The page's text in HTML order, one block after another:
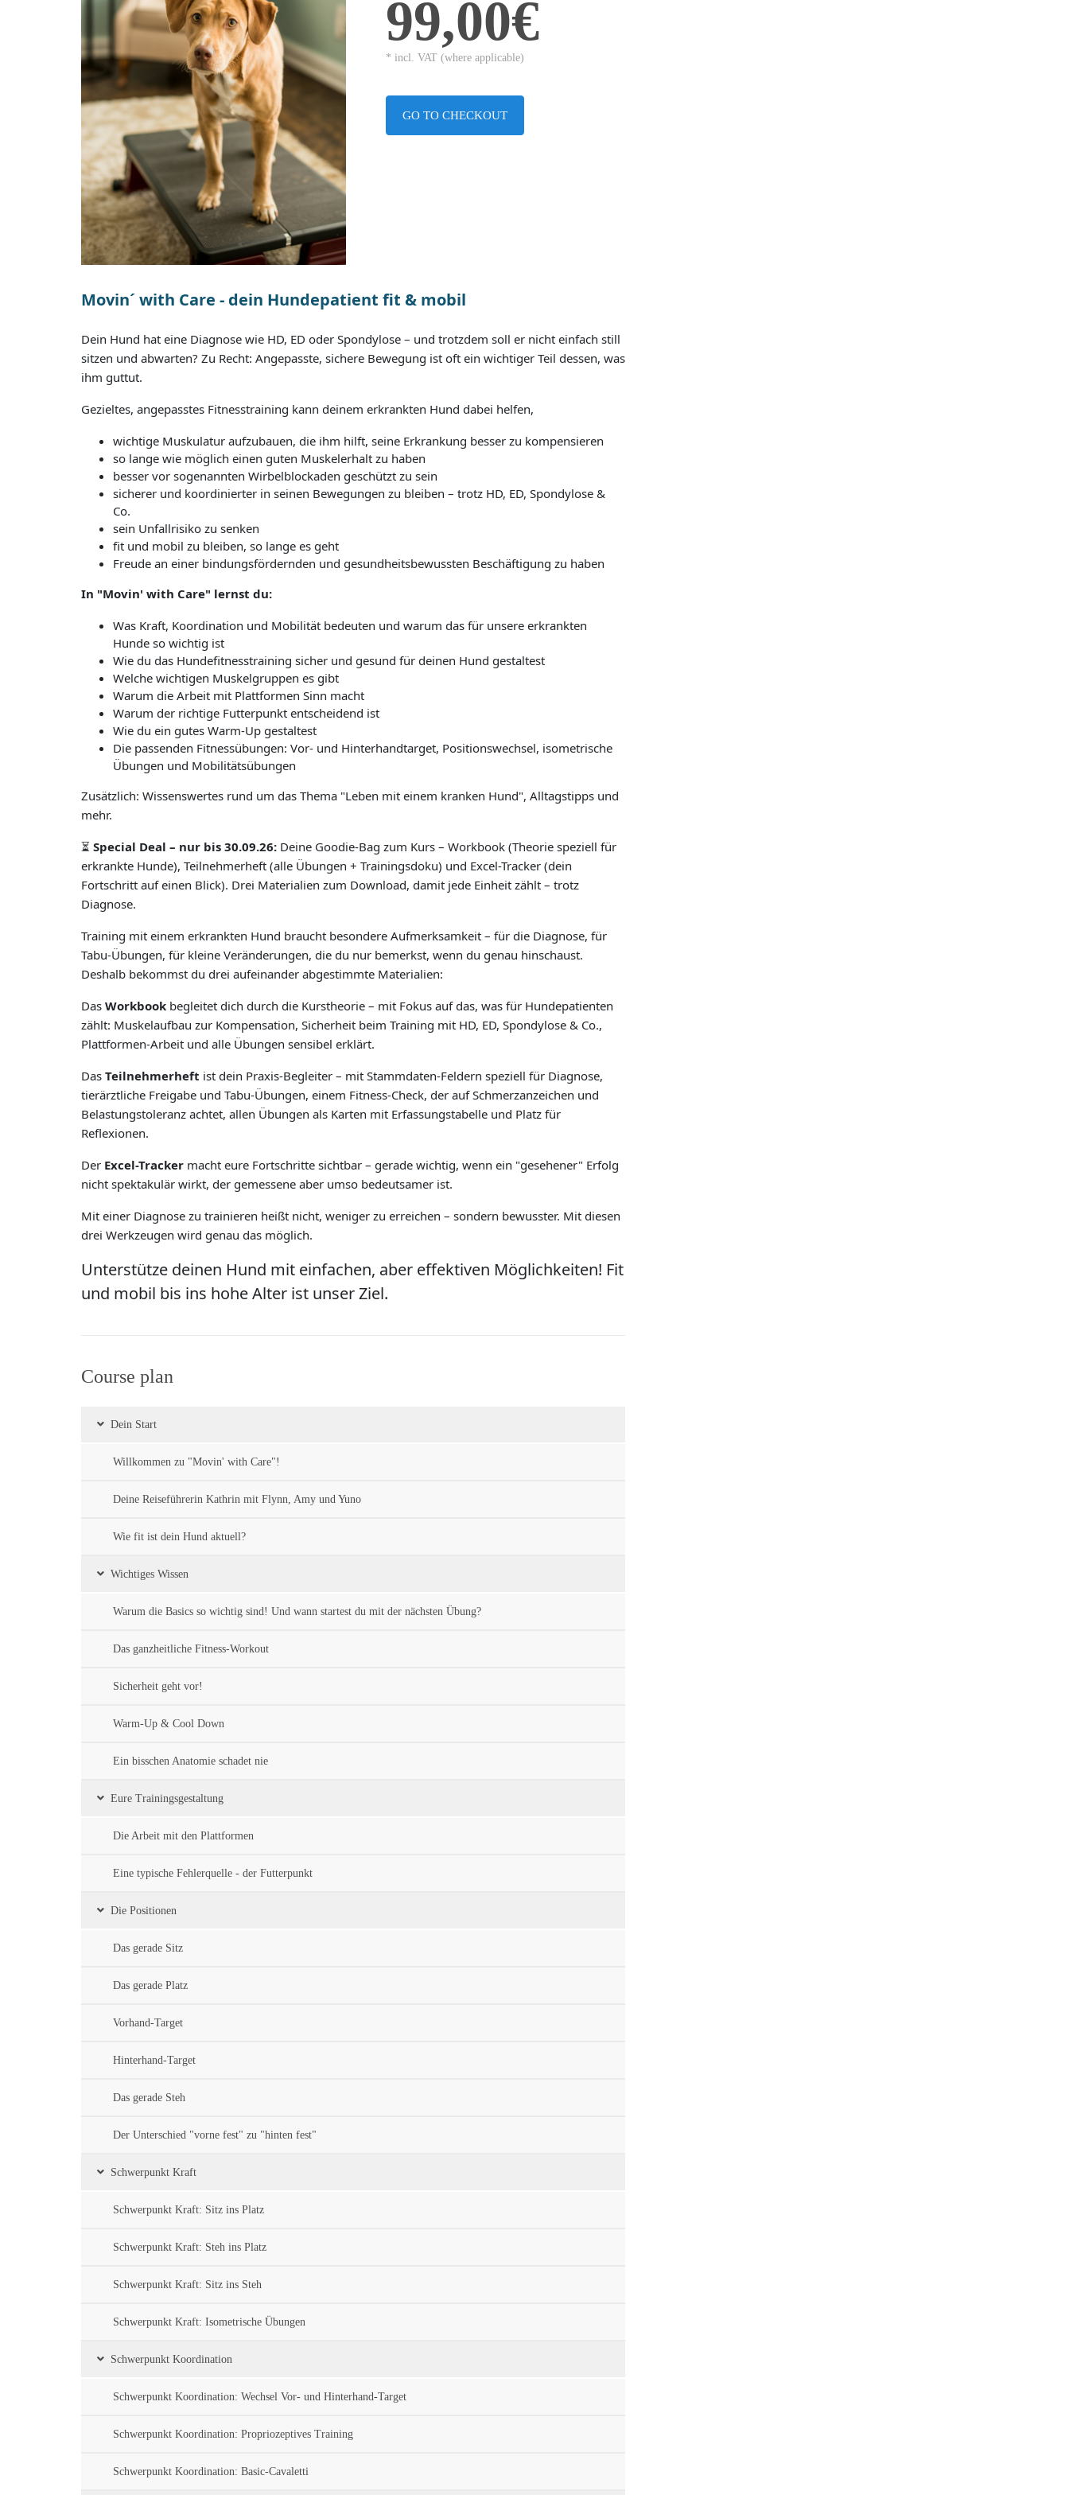
99,00€
* incl. VAT (where applicable)
GO TO CHECKOUT
Movin´ with Care - dein Hundepatient fit & mobil
Dein Hund hat eine Diagnose wie HD, ED oder Spondylose – und trotzdem soll er nicht einfach still
sitzen und abwarten? Zu Recht: Angepasste, sichere Bewegung ist oft ein wichtiger Teil dessen, was
ihm guttut.
Gezieltes, angepasstes Fitnesstraining kann deinem erkrankten Hund dabei helfen,
wichtige Muskulatur aufzubauen, die ihm hilft, seine Erkrankung besser zu kompensieren
so lange wie möglich einen guten Muskelerhalt zu haben
besser vor sogenannten Wirbelblockaden geschützt zu sein
sicherer und koordinierter in seinen Bewegungen zu bleiben – trotz HD, ED, Spondylose &
Co.
sein Unfallrisiko zu senken
fit und mobil zu bleiben, so lange es geht
Freude an einer bindungsfördernden und gesundheitsbewussten Beschäftigung zu haben
In "Movin' with Care" lernst du:
Was Kraft, Koordination und Mobilität bedeuten und warum das für unsere erkrankten
Hunde so wichtig ist
Wie du das Hundefitnesstraining sicher und gesund für deinen Hund gestaltest
Welche wichtigen Muskelgruppen es gibt
Warum die Arbeit mit Plattformen Sinn macht
Warum der richtige Futterpunkt entscheidend ist
Wie du ein gutes Warm-Up gestaltest
Die passenden Fitnessübungen: Vor- und Hinterhandtarget, Positionswechsel, isometrische
Übungen und Mobilitätsübungen
Zusätzlich: Wissenswertes rund um das Thema "Leben mit einem kranken Hund", Alltagstipps und
mehr.
⏳ Special Deal – nur bis 30.09.26: Deine Goodie-Bag zum Kurs – Workbook (Theorie speziell für
erkrankte Hunde), Teilnehmerheft (alle Übungen + Trainingsdoku) und Excel-Tracker (dein
Fortschritt auf einen Blick). Drei Materialien zum Download, damit jede Einheit zählt – trotz
Diagnose.
Training mit einem erkrankten Hund braucht besondere Aufmerksamkeit – für die Diagnose, für
Tabu-Übungen, für kleine Veränderungen, die du nur bemerkst, wenn du genau hinschaust.
Deshalb bekommst du drei aufeinander abgestimmte Materialien:
Das Workbook begleitet dich durch die Kurstheorie – mit Fokus auf das, was für Hundepatienten
zählt: Muskelaufbau zur Kompensation, Sicherheit beim Training mit HD, ED, Spondylose & Co.,
Plattformen-Arbeit und alle Übungen sensibel erklärt.
Das Teilnehmerheft ist dein Praxis-Begleiter – mit Stammdaten-Feldern speziell für Diagnose,
tierärztliche Freigabe und Tabu-Übungen, einem Fitness-Check, der auf Schmerzanzeichen und
Belastungstoleranz achtet, allen Übungen als Karten mit Erfassungstabelle und Platz für
Reflexionen.
Der Excel-Tracker macht eure Fortschritte sichtbar – gerade wichtig, wenn ein "gesehener" Erfolg
nicht spektakulär wirkt, der gemessene aber umso bedeutsamer ist.
Mit einer Diagnose zu trainieren heißt nicht, weniger zu erreichen – sondern bewusster. Mit diesen
drei Werkzeugen wird genau das möglich.
Unterstütze deinen Hund mit einfachen, aber effektiven Möglichkeiten! Fit
und mobil bis ins hohe Alter ist unser Ziel.
Course plan
Dein Start
Willkommen zu "Movin' with Care"!
Deine Reiseführerin Kathrin mit Flynn, Amy und Yuno
Wie fit ist dein Hund aktuell?
Wichtiges Wissen
Warum die Basics so wichtig sind! Und wann startest du mit der nächsten Übung?
Das ganzheitliche Fitness-Workout
Sicherheit geht vor!
Warm-Up & Cool Down
Ein bisschen Anatomie schadet nie
Eure Trainingsgestaltung
Die Arbeit mit den Plattformen
Eine typische Fehlerquelle - der Futterpunkt
Die Positionen
Das gerade Sitz
Das gerade Platz
Vorhand-Target
Hinterhand-Target
Das gerade Steh
Der Unterschied "vorne fest" zu "hinten fest"
Schwerpunkt Kraft
Schwerpunkt Kraft: Sitz ins Platz
Schwerpunkt Kraft: Steh ins Platz
Schwerpunkt Kraft: Sitz ins Steh
Schwerpunkt Kraft: Isometrische Übungen
Schwerpunkt Koordination
Schwerpunkt Koordination: Wechsel Vor- und Hinterhand-Target
Schwerpunkt Koordination: Propriozeptives Training
Schwerpunkt Koordination: Basic-Cavaletti